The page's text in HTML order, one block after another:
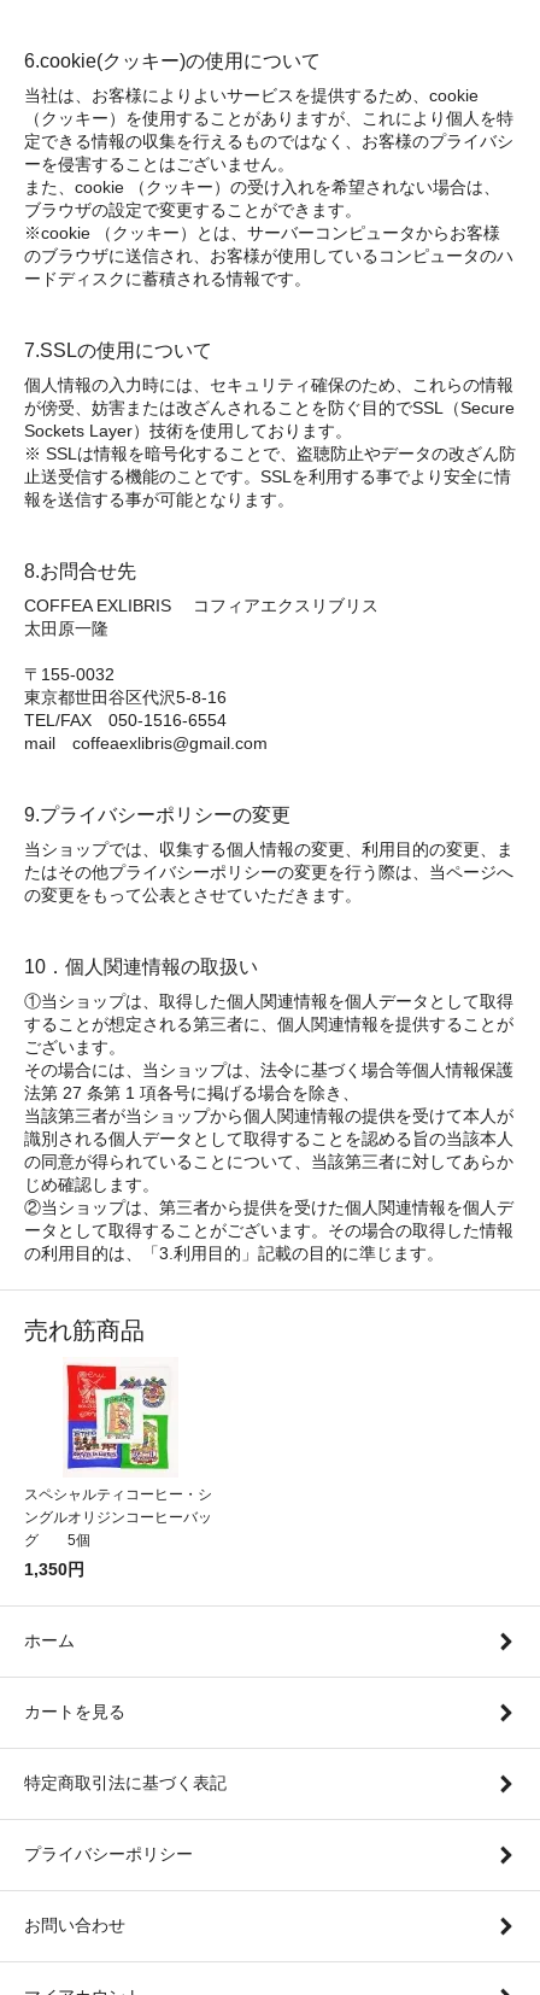
6.cookie(クッキー)の使用について
当社は、お客様によりよいサービスを提供するため、cookie
（クッキー）を使用することがありますが、これにより個人を特
定できる情報の収集を行えるものではなく、お客様のプライバシ
ーを侵害することはございません。
また、cookie （クッキー）の受け入れを希望されない場合は、
ブラウザの設定で変更することができます。
※cookie （クッキー）とは、サーバーコンピュータからお客様
のブラウザに送信され、お客様が使用しているコンピュータのハ
ードディスクに蓄積される情報です。
7.SSLの使用について
個人情報の入力時には、セキュリティ確保のため、これらの情報
が傍受、妨害または改ざんされることを防ぐ目的でSSL（Secure
Sockets Layer）技術を使用しております。
※ SSLは情報を暗号化することで、盗聴防止やデータの改ざん防
止送受信する機能のことです。SSLを利用する事でより安全に情
報を送信する事が可能となります。
8.お問合せ先
COFFEA EXLIBRIS コフィアエクスリブリス
太田原一隆
〒155-0032
東京都世田谷区代沢5-8-16
TEL/FAX 050-1516-6554
mail coffeaexlibris@gmail.com
9.プライバシーポリシーの変更
当ショップでは、収集する個人情報の変更、利用目的の変更、ま
たはその他プライバシーポリシーの変更を行う際は、当ページへ
の変更をもって公表とさせていただきます。
10．個人関連情報の取扱い
①当ショップは、取得した個人関連情報を個人データとして取得
することが想定される第三者に、個人関連情報を提供することが
ございます。
その場合には、当ショップは、法令に基づく場合等個人情報保護
法第 27 条第 1 項各号に掲げる場合を除き、
当該第三者が当ショップから個人関連情報の提供を受けて本人が
識別される個人データとして取得することを認める旨の当該本人
の同意が得られていることについて、当該第三者に対してあらか
じめ確認します。
②当ショップは、第三者から提供を受けた個人関連情報を個人デ
ータとして取得することがございます。その場合の取得した情報
の利用目的は、「3.利用目的」記載の目的に準じます。
売れ筋商品
スペシャルティコーヒー・シ
ングルオリジンコーヒーバッ
グ 5個
1,350円
ホーム
カートを見る
特定商取引法に基づく表記
プライバシーポリシー
お問い合わせ